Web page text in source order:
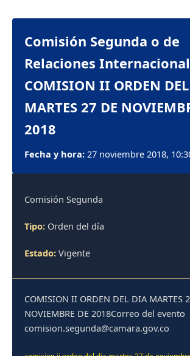
Comisión Segunda o de
Relaciones
COMISION II ORDEN
MARTES 27 DE
2018
Fecha y hora: 27 noviembre 2018,
Comisión Segunda
Tipo: Orden del día
Estado: Vigente
COMISION II ORDEN DEL DIA MARTES
NOVIEMBRE DE 2018Correo del evento
comision.segunda@camara.gov.co